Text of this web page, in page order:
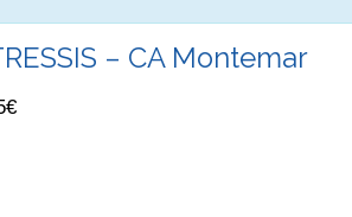
– CA Montemar